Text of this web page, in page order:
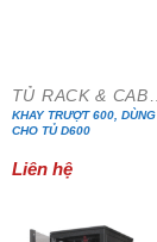
KHAY TRƯỢT 600, DÙNG
CHO TỦ D600
Liên hệ